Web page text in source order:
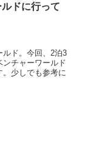
ルドに行って
ルド。今回、2泊3
ンチャーワールド
少しでも参考に